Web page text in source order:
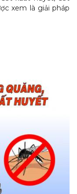
xem là giải pháp